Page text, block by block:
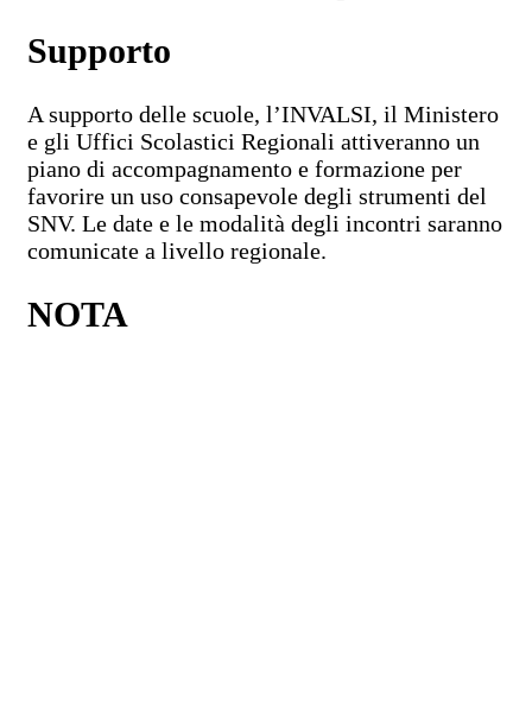
Supporto
A supporto delle scuole, l’INVALSI, il Ministero
e gli Uffici Scolastici Regionali attiveranno un
piano di accompagnamento e formazione per
favorire un uso consapevole degli strumenti del
SNV. Le date e le modalità degli incontri saranno
comunicate a livello regionale.
NOTA